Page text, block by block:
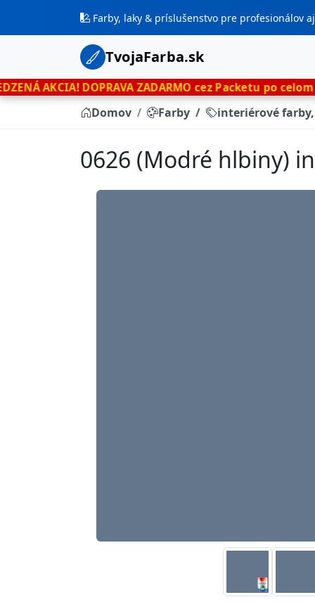
Farby, laky & príslušenstvo pre profesionálov
TvojaFarba.sk
DOPRAVA ZADARMO cez Packetu po celom Slovensku
Domov Farby interiérové
0626 (Modré hlbiny)